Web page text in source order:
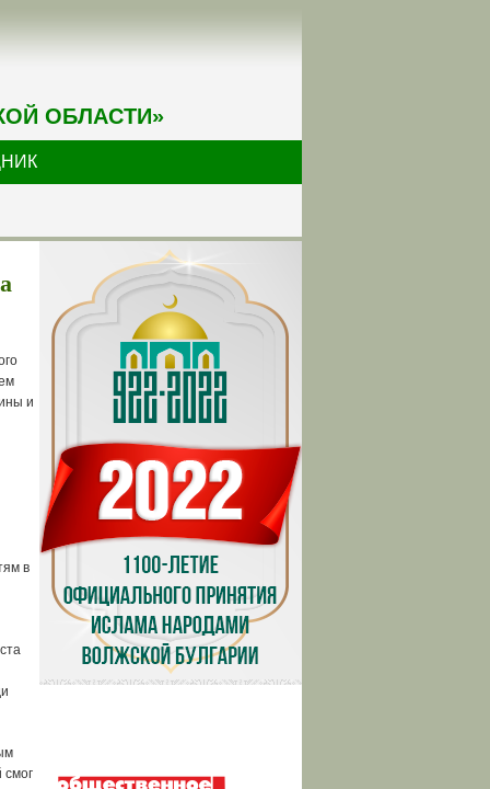
ОБЛАСТИ»
и
в
смог